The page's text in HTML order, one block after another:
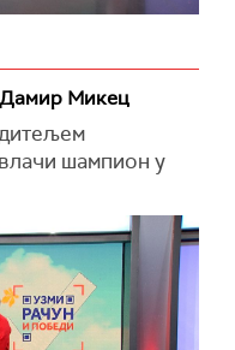
Дамир Микец
шампион у